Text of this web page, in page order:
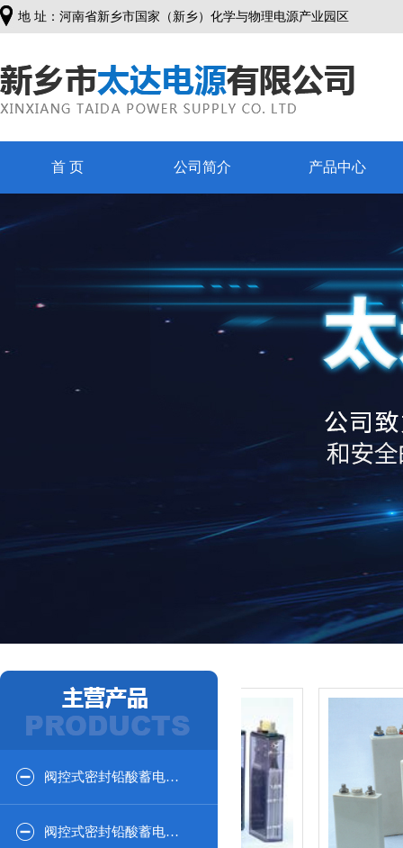
地 址：河南省新乡市国家（新乡）化学与物理电源产业园区
首 页 公司简介 产品中心
阀控式密封铅酸蓄电池12V系列
阀控式密封铅酸蓄电池2V系列